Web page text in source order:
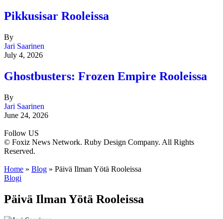
Pikkusisar Rooleissa
By
Jari Saarinen
July 4, 2026
Ghostbusters: Frozen Empire Rooleissa
By
Jari Saarinen
June 24, 2026
Follow US
© Foxiz News Network. Ruby Design Company. All Rights
Reserved.
Home » Blog » Päivä Ilman Yötä Rooleissa
Blogi
Päivä Ilman Yötä Rooleissa